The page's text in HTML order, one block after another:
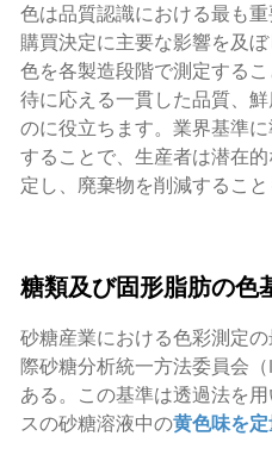
色は品質認識における最も
購買決定に主要な影響を及
色を各製造段階で測定する
待に応える一貫した品質、
のに役立ちます。業界基準
することで、生産者は潜在
定し、廃棄物を削減すること
糖類及び固形脂肪の色
砂糖産業における色彩測定
際砂糖分析統一方法委員会
ある。この基準は透過法を
スの砂糖溶液中の黄色味を